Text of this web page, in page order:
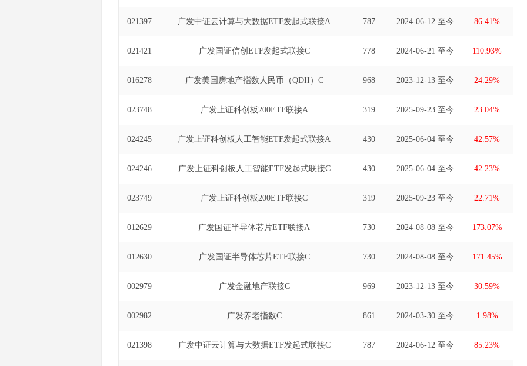
021397 广发中证云计算与大数据ETF发起式联接A 787 2024-06-12 至今 86.41%
021421 广发国证信创ETF发起式联接C 778 2024-06-21 至今 110.93%
016278 广发美国房地产指数人民币（QDII）C 968 2023-12-13 至今 24.29%
023748 广发上证科创板200ETF联接A 319 2025-09-23 至今 23.04%
024245 广发上证科创板人工智能ETF发起式联接A 430 2025-06-04 至今 42.57%
024246 广发上证科创板人工智能ETF发起式联接C 430 2025-06-04 至今 42.23%
023749 广发上证科创板200ETF联接C 319 2025-09-23 至今 22.71%
012629 广发国证半导体芯片ETF联接A 730 2024-08-08 至今 173.07%
012630 广发国证半导体芯片ETF联接C 730 2024-08-08 至今 171.45%
002979 广发金融地产联接C 969 2023-12-13 至今 30.59%
002982 广发养老指数C 861 2024-03-30 至今 1.98%
021398 广发中证云计算与大数据ETF发起式联接C 787 2024-06-12 至今 85.23%